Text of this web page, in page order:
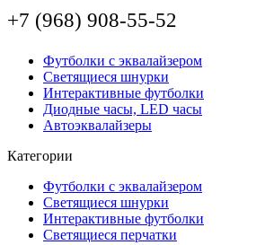
+7 (968) 908-55-52
Футболки с эквалайзером
Светящиеся шнурки
Интерактивные футболки
Диодные часы, LED часы
Автоэквалайзеры
Категории
Футболки с эквалайзером
Светящиеся шнурки
Интерактивные футболки
Светящиеся перчатки